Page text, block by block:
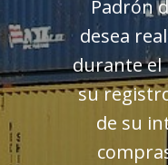
Padrón
desea
durante el
su
de su